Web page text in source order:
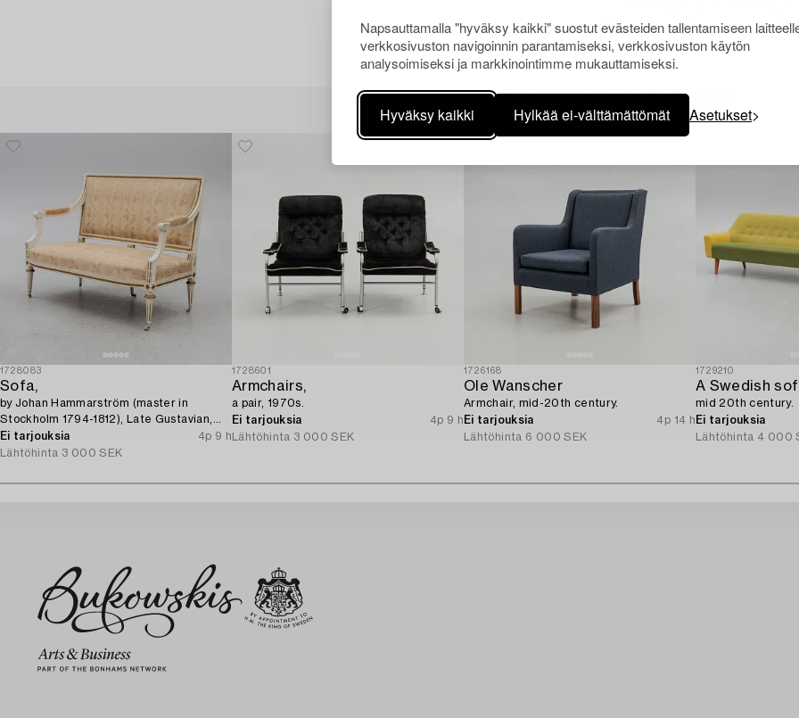
Napsauttamalla "hyväksy kaikki" suostut evästeiden tallentamiseen
verkkosivuston navigoinnin parantamiseksi, verkkosivuston käytön
analysoimiseksi ja markkinointimme mukauttamiseksi.
Hyväksy kaikki Hylkää ei-välttämättömät Asetukset
Muiden katsomia kohteita
1728083
Sofa,
by Johan Hammarström (master in
Stockholm 1794-1812), Late Gustavian,
circa 1800.
Ei tarjouksia
4p 9 h
Lähtöhinta 3 000 SEK
1728601
Armchairs,
a pair, 1970s.
Ei tarjouksia
4p 9 h
Lähtöhinta 3 000 SEK
1726168
Ole Wanscher
Armchair, mid-20th century.
Ei tarjouksia
4p 14 h
Lähtöhinta 6 000 SEK
1729210
A Swedish
mid 20th century.
Ei tarjouksia
Lähtöhinta 4 000